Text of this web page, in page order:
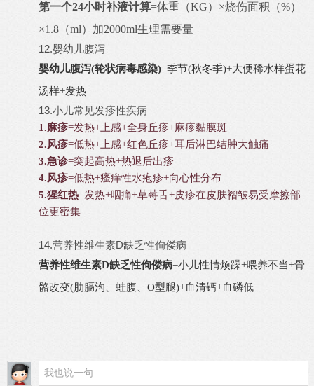
第一个24小时补液计算=体重（KG）×烧伤面积（%）
×1.8（ml）加2000ml生理需要量
12.婴幼儿腹泻
婴幼儿腹泻(轮状病毒感染)=季节(秋冬季)+大便稀水样蛋花
汤样+发热
13.小儿常见发疹性疾病
1.麻疹=发热+上感+全身丘疹+麻疹黏膜斑
2.风疹=低热+上感+红色丘疹+耳后淋巴结肿大触痛
3.急诊=突起高热+热退后出疹
4.风疹=低热+瘙痒性水疱疹+向心性分布
5.猩红热=发热+咽痛+草莓舌+皮疹在皮肤褶皱易受摩擦部
位更密集
14.营养性维生素D缺乏性佝偻病
营养性维生素D缺乏性佝偻病=小儿性情烦躁+喂养不当+骨
骼改变(肋膈沟、蛙腹、O型腿)+血清钙+血磷低